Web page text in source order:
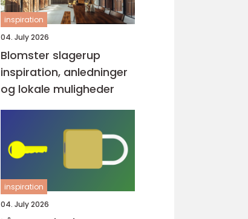
inspiration
04. July 2026
Blomster slagerup
inspiration, anledninger
og lokale muligheder
inspiration
04. July 2026